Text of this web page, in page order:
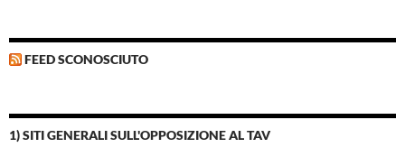
FEED SCONOSCIUTO
1) SITI GENERALI SULL'OPPOSIZIONE AL TAV